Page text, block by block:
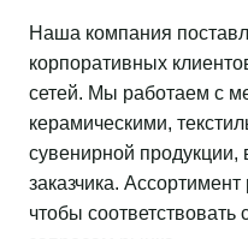
Наша компания
корпоративных
сетей. Мы работаем с
керамическими,
сувенирной продукции,
заказчика.
чтобы